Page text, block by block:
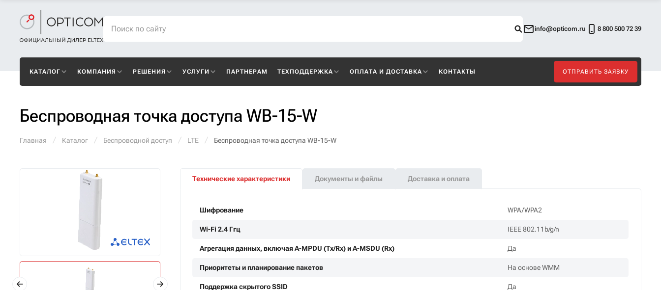
info@opticom.ru 8 800 500 72 39
КАТАЛОГ КОМПАНИЯ РЕШЕНИЯ УСЛУГИ ПАРТНЕРАМ ТЕХПОДДЕРЖКА ОПЛАТА И ДОСТАВКА КОНТАКТЫ ОТПРАВИТЬ ЗАЯВКУ
Беспроводная точка доступа WB-15-W
Главная Каталог Беспроводной доступ LTE Беспроводная точка доступа WB-15-W
Технические характеристики Документы и файлы Доставка и оплата
Шифрование WPA/WPA2
Wi-Fi 2.4 Ггц IEEE 802.11b/g/n
Агрегация данных, включая A-MPDU (Tx/Rx) и А-MSDU (Rx) Да
Приоритеты и планирование пакетов На основе WMM
Поддержка скрытого SSID Да